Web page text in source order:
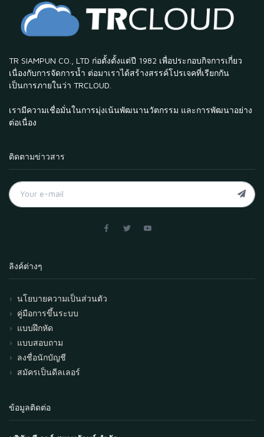
TR SIAMPUN CO., LTD ก่อตั้งตั้งแต่ปี 1982 เพื่อประกอบกิจการเกี่ยว
เนื่องกับการจัดการน้ำ ต่อมาเราได้สร้างสรรค์โปรเจคที่เรียกกัน
เป็นการภายในว่า TRCLOUD.
เรามีความเชื่อมั่นในการมุ่งเน้นพัฒนานวัตกรรม และการพัฒนาอย่าง
ต่อเนื่อง
ติดตามข่าวสาร
ลิงค์ต่างๆ
นโยบายความเป็นส่วนตัว
คู่มือการขึ้นระบบ
แบบฝึกหัด
แบบสอบถาม
ลงชื่อนักบัญชี
สมัครเป็นดีลเลอร์
ข้อมูลติดต่อ